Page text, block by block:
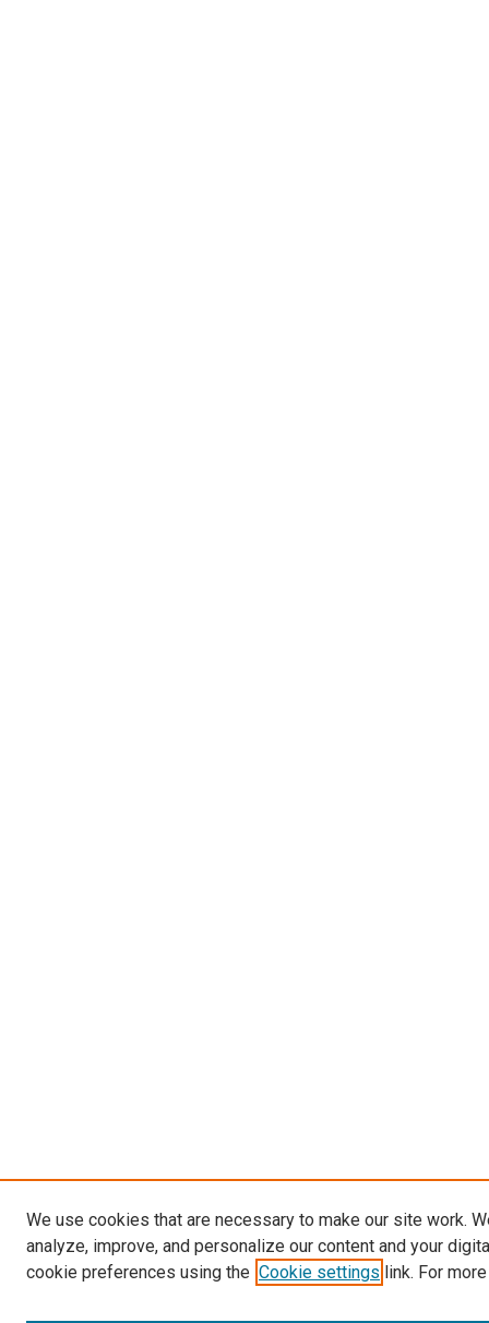
We use cookies that are necessary to make our site work.
analyze, improve, and personalize our content and your
cookie preferences using the Cookie settings link. For